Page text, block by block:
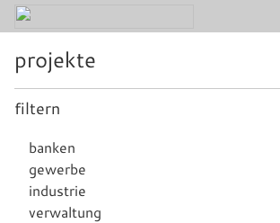
projekte
filtern
banken
gewerbe
industrie
verwaltung